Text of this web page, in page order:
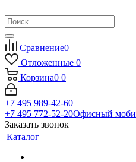
Сравнение0
Отложенные 0
Корзина0 0
+7 495 989-42-60
+7 495 772-52-20Офисный
Заказать звонок
Каталог